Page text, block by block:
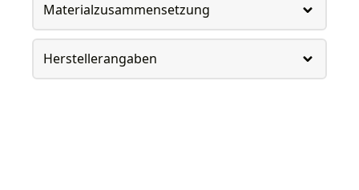
Materialzusammensetzung
Herstellerangaben